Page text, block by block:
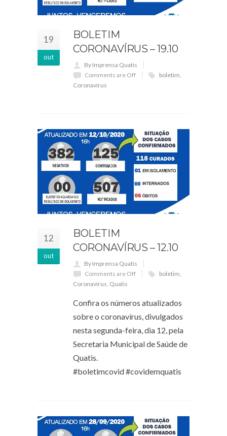
19
out
BOLETIM
CORONAVÍRUS – 19.10
By Imprensa Quatis
Comments are Off
boletim,
Coronavírus
12
out
BOLETIM
CORONAVÍRUS – 12.10
By Imprensa Quatis
Comments are Off
boletim,
Coronavírus, Quatis
Confira os números atualizados
sobre o coronavírus, divulgados
nesta segunda-feira, dia 12, pela
Secretaria Municipal de Saúde de
Quatis.
#boletimcovid #covidemquatis